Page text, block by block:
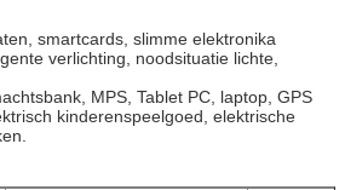
smartcards, slimme elektronika
verlichting, noodsituatie lichte,
MPS, Tablet PC, laptop, GPS
kinderenspeelgoed, elektrische